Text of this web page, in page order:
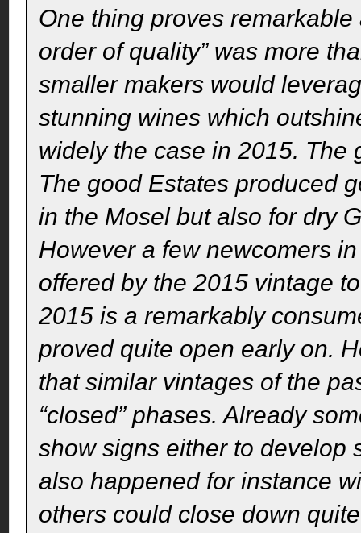
One thing proves
order of quality” was more
smaller makers would
stunning wines which
widely the case in 2015. The
The good Estates produced
in the Mosel but also for dry
However a few newcomers
offered by the 2015 vintage
2015 is a remarkably
proved quite open early on.
that similar vintages of the
“closed” phases. Already
show signs either to develop
also happened for instance
others could close down